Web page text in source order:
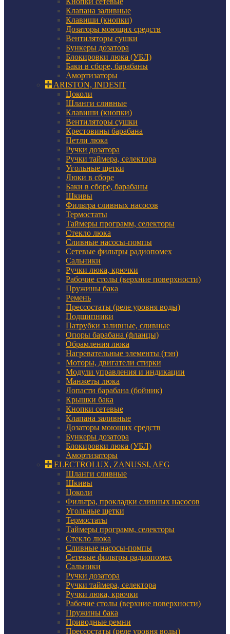
Клапана заливные
Клавиши (кнопки)
Дозаторы моющих средств
Вентиляторы сушки
Бункеры дозатора
Блокировки люка (УБЛ)
Баки в сборе, барабаны
Амортизаторы
ARISTON, INDESIT
Цоколи
Шланги сливные
Клавиши (кнопки)
Вентиляторы сушки
Крестовины барабана
Петли люка
Ручки дозатора
Ручки таймера, селектора
Угольные щетки
Люки в сборе
Баки в сборе, барабаны
Шкивы
Фильтра сливных насосов
Термостаты
Таймеры программ, селекторы
Стекло люка
Сливные насосы-помпы
Сетевые фильтры радиопомех
Сальники
Ручки люка, крючки
Рабочие столы (верхние поверхности)
Пружины бака
Ремень
Прессостаты (реле уровня воды)
Подшипники
Патрубки заливные, сливные
Опоры барабана (фланцы)
Обрамления люка
Нагревательные элементы (тэн)
Моторы, двигатели стирки
Модули управления и индикации
Манжеты люка
Лопасти барабана (бойник)
Крышки бака
Кнопки сетевые
Клапана заливные
Дозаторы моющих средств
Бункеры дозатора
Блокировки люка (УБЛ)
Амортизаторы
ELECTROLUX, ZANUSSI, AEG
Шланги сливные
Шкивы
Цоколи
Фильтра, прокладки сливных насосов
Угольные щетки
Термостаты
Таймеры программ, селекторы
Стекло люка
Сливные насосы-помпы
Сетевые фильтры радиопомех
Сальники
Ручки дозатора
Ручки таймера, селектора
Ручки люка, крючки
Рабочие столы (верхние поверхности)
Пружины бака
Приводные ремни
Прессостаты (реле уровня воды)